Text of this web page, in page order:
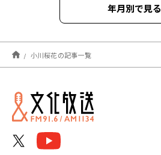
年月別で見る
2026年03月
2023年07月
2023年06月
小川桜花の記事一覧